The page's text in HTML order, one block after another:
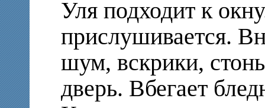
Уля подходит к
прислушивается.
шум, вскрики,
дверь. Вбегает